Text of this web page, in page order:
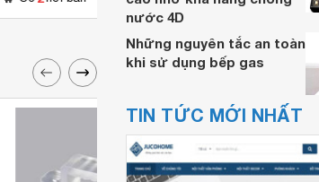
nước 4D
Những nguyên tắc an toàn
khi sử dụng bếp gas
TIN TỨC MỚI NHẤT